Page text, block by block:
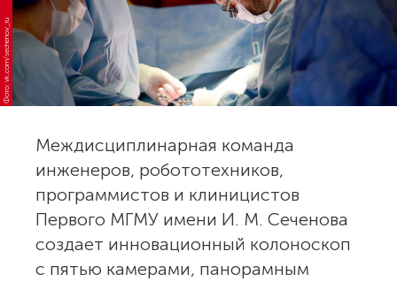
Фото: vk.com/sechenov_ru
Междисциплинарная команда
инженеров, робототехников,
программистов и клиницистов
Первого МГМУ имени И. М. Сеченова
создает инновационный колоноскоп
с пятью камерами, панорамным